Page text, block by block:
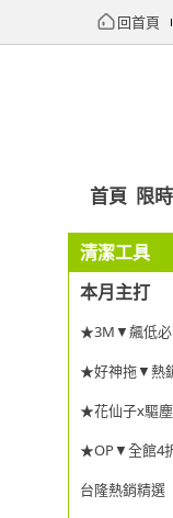
回首頁
首頁 限
清潔工具
本月主打
★3M▼飆低
★好神拖▼熱
★花仙子x驅
★OP▼全館4
台隆熱銷精選